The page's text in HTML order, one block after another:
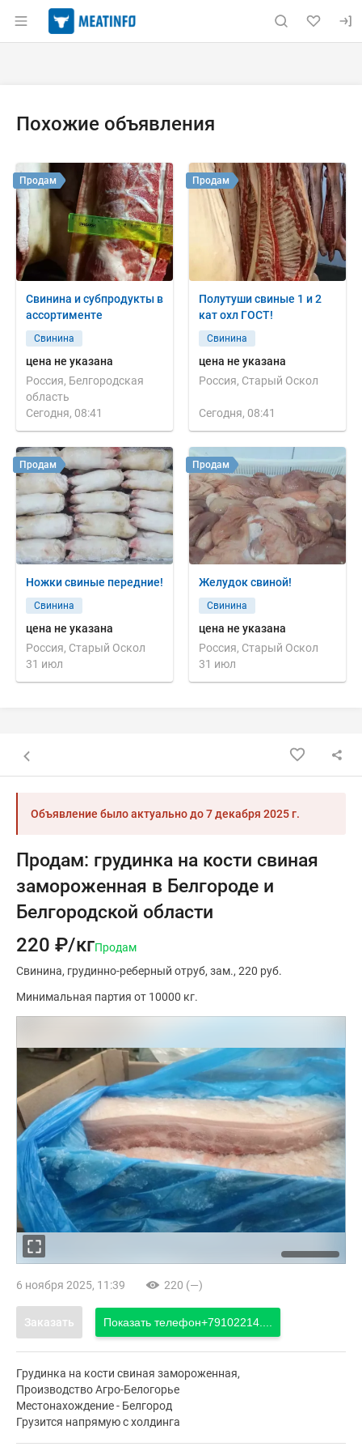
Раздел навигации по сайту meatinfo.ru
Похожие объявления
Свинина и субпродукты в
ассортименте
Свинина
цена не указана
Россия, Белгородская
область
Сегодня, 08:41
Продам
Полутуши свиные 1 и 2
кат охл ГОСТ!
Свинина
цена не указана
Россия, Старый Оскол
Сегодня, 08:41
Продам
Ножки свиные передние!
Свинина
цена не указана
Россия, Старый Оскол
31 июл
Продам
Желудок свиной!
Свинина
цена не указана
Россия, Старый Оскол
31 июл
Продам
Назад к списку объявлений
Объявление было актуально до7 декабря 2025 г.
Продам: грудинка на кости свиная
замороженная в Белгороде и
Белгородской области
220 ₽/кгПродам
Свинина грудинно-реберный отруб зам. 220 руб.
Минимальная партия от 10000 кг.
6 ноября 2025, 11:39 220 (—)
Заказать Показать телефон+79102214....
Грудинка на кости свиная замороженная,
Производство Агро-Белогорье
Местонахождение - Белгород
Грузится напрямую с холдинга